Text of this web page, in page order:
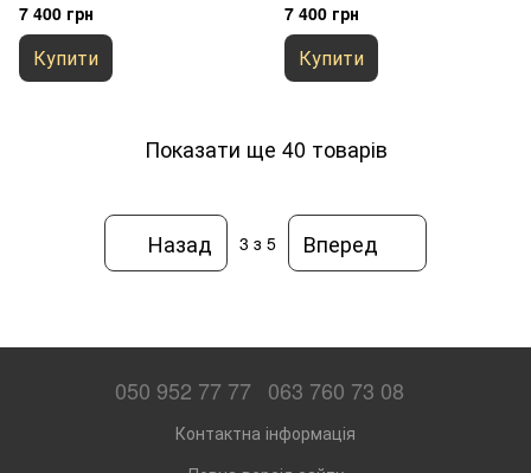
7 400 грн
Купити
7 400 грн
Купити
Показати ще 40 товарів
Назад 3 з 5 Вперед
050 952 77 77 063 760 73 08
Контактна інформація